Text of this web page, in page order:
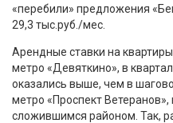
«перебили» предложения
29,3 тыс.руб./мес.
Арендные ставки на
метро «Девяткино», в
оказались выше, чем в
метро «Проспект Ветеранов»,
сложившимся районом. Так,